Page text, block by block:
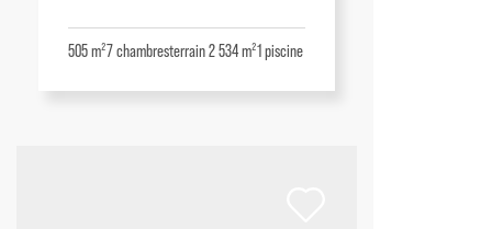
505 m²7chambresterrain 2 534 m²1piscine